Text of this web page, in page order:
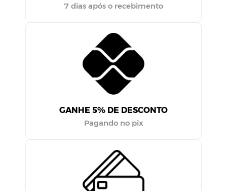
7 dias após o recebimento
GANHE 5% DE DESCONTO
Pagando no pix